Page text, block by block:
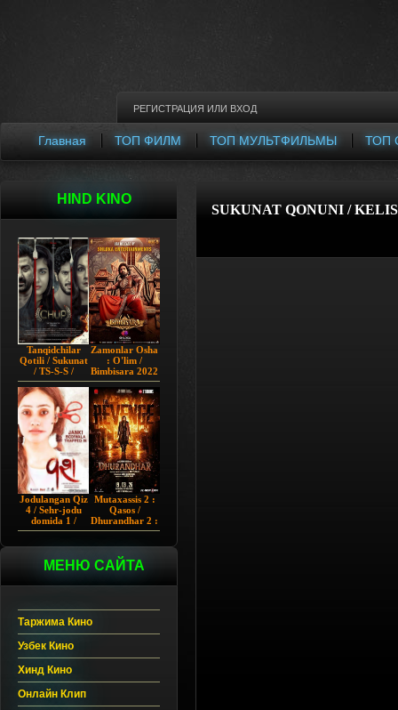
РЕГИСТРАЦИЯ ИЛИ ВХОД
ТОП
ТОП МУЛЬТФИЛЬМЫ
ТОП ФИЛМ
Главная
HIND KINO
Tanqidchilar
Qotili / Sukunat
/ TS-S-S /
Jimjitlik
Ortidagi Sir /
Chup 2022 HD
Hind kino
Zamonlar Osha
: O'lim /
Bimbisara 2022
Hind kino
Uzbek tilida
Jodulangan Qiz
4 / Sehr-jodu
domida 1 /
Egallangan 1 /
Hind kino
Uzbek tilida
Mutaxassis 2 :
Qasos /
Dhurandhar 2 :
Intiqom 2026
МЕНЮ САЙТА
Таржима Кино
Узбек Кино
Хинд Кино
Онлайн Клип
SUKUNAT QONUNI /